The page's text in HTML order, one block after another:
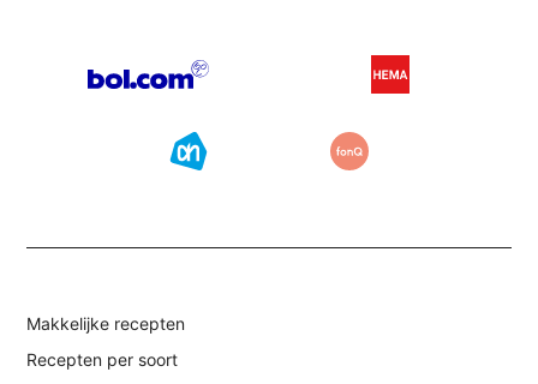
Makkelijke recepten
Recepten per soort